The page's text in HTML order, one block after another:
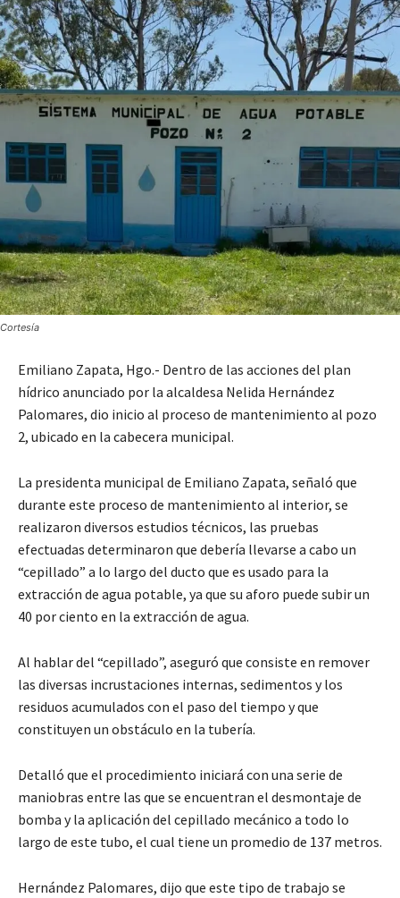
Cortesía
Emiliano Zapata, Hgo.- Dentro de las acciones del plan
hídrico anunciado por la alcaldesa Nelida Hernández
Palomares, dio inicio al proceso de mantenimiento al pozo
2, ubicado en la cabecera municipal.
La presidenta municipal de Emiliano Zapata, señaló que
durante este proceso de mantenimiento al interior, se
realizaron diversos estudios técnicos, las pruebas
efectuadas determinaron que debería llevarse a cabo un
“cepillado” a lo largo del ducto que es usado para la
extracción de agua potable, ya que su aforo puede subir un
40 por ciento en la extracción de agua.
Al hablar del “cepillado”, aseguró que consiste en remover
las diversas incrustaciones internas, sedimentos y los
residuos acumulados con el paso del tiempo y que
constituyen un obstáculo en la tubería.
Detalló que el procedimiento iniciará con una serie de
maniobras entre las que se encuentran el desmontaje de
bomba y la aplicación del cepillado mecánico a todo lo
largo de este tubo, el cual tiene un promedio de 137 metros.
Hernández Palomares, dijo que este tipo de trabajo se